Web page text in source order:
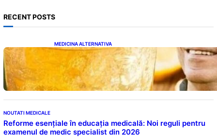
RECENT POSTS
MEDICINA ALTERNATIVA
Cele cinci băuturi esențiale pentru
menținerea glicemiei sub control pe timpul
nopții: Ghidul specialistului
NOUTATI MEDICALE
Reforme esențiale în educația medicală: Noi reguli pentru
examenul de medic specialist din 2026